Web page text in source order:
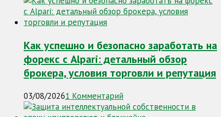
Как успешно и безопасно заработать на
форекс с Alpari: детальный обзор
брокера, условия торговли и репутация
03/08/20261 Комментарий